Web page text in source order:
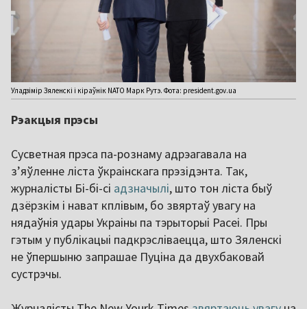
Уладзімір Зяленскі і кіраўнік NATO Марк Рутэ. Фота: president.gov.ua
Рэакцыя прэсы
Сусветная прэса па-рознаму адрэагавала на
з’яўленне ліста ўкраінскага прэзідэнта. Так,
журналісты Бі-бі-сі адзначылі, што тон ліста быў
дзёрзкім і нават кплівым, бо звяртаў увагу на
нядаўнія удары Украіны па тэрыторыі Расеі. Пры
гэтым у публікацыі падкрэсліваецца, што Зяленскі
не ўпершыню запрашае Пуціна да двухбаковай
сустрэчы.